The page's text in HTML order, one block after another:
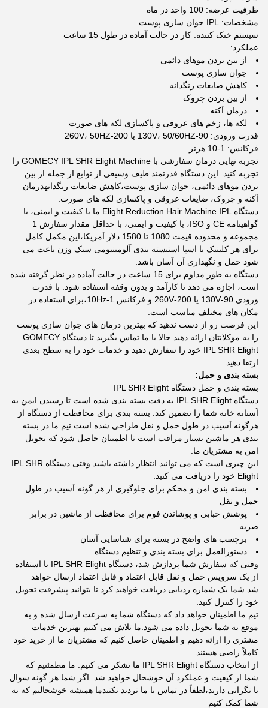
ظرفیت عرضه: 100 واحد در ماه
مشخصات: IPL جوان سازی پوست
سیستم خنک کننده: کار در حالت آماده در طول 15 ساعت
عملکرد:
از بین بردن موهای دائمی
جوان سازی پوست
کاهش ضایعات رنگدانه
از بین بردن چروک
درمان آکنه
لکه ها، زخم های عروقی و پاکسازی لکه های صورت
قدرت ورودی: 90-130V، 50/60HZ یا 200-260V، 50HZ
فرکانس: 1-10 هرتز
تجربه نهایی درمان سفارشی با GOMECY IPL SHR Elight Machine را
تجربه کنید. این دستگاه قدرتمند طیف وسیعی از توابع از جمله از بین
بردن موهای دائمی، جوان سازی پوست،کاهش ضایعات رنگدانهدرمان
آکنه و چروک، ضایعات عروقی و پاکسازی لکه های صورت.
دستگاه Elight Reduction Hair Machine IPL ما با کیفیت و ایمنی، با
گواهینامه CE و ISO، با کیفیت و ایمنی، با حداقل مقدار سفارش 1
مجموعه و محدوده قیمت 1080 تا 1580 دلار آمریکا،این مکمل کامل
برای هر کلینیک یا اسپا استبسته بندی آلومینیومی سبک وزن باعث می
شود حمل و نگهداری آن آسان باشد.
دستگاه به طور مداوم برای 15 ساعت در حالت آماده در نظر گرفته شده
است، اجازه می دهد تا کارآمد و بدون وقفه استفاده شود. با قدرت
ورودی 90-130V یا 200-260V و فرکانس 1-10Hz،برای استفاده در
مکان های مختلف مناسب است.
اين فرصت رو از دست ندهيد که بهترين درمان هاي جوان سازي پوست
را به موکلانتان ارائه دهيد.حالا با ما تماس بگیرید تا دستگاه GOMECY
IPL SHR Elight خود را سفارش دهید و خدمات خود را به سطح بعدی
ارتقا دهید.
بسته بندی و حمل:
بسته بندی و حمل دستگاه IPL SHR Elight
دستگاه IPL SHR Elight به دقت بسته بندی شده است تا رسیدن ایمن به
آستانه خانه شما را تضمین کند. بسته بندی برای محافظت از دستگاه از
هرگونه آسیب در طول حمل و نقل طراحی شده است.تیم ما در بسته
بندی هر ماشین بسیار مراقب است تا اطمینان حاصل شود که تحویل
امن به مشتریان ما.
این چیزی است که می توانید انتظار داشته باشید وقتی دستگاه IPL SHR
Elight خود را دریافت می کنید:
بسته بندی امن و محکم برای جلوگیری از هر گونه آسیب در طول
حمل و نقل
پوشش حبابی و پوشاندن فوم برای محافظت از ماشین در برابر
ضربه
برچسب های واضح در بسته برای شناسایی آسان
دستورالعمل برای بسته بندی و تنظیم دستگاه
وقتی که سفارش شما پردازش شد، دستگاه IPL SHR Elight با استفاده
از یک سرویس حمل و نقل قابل اعتماد و قابل اعتماد ارسال خواهد
شد.شما یک شماره ردیابی دریافت خواهید کرد تا بتوانید پیشرفت تحویل
خود را کنترل کنید.
تیم ما اطمینان خواهد داد که دستگاه شما به سرعت ارسال شده و به
موقع به شما تحویل داده می شود.ما تلاش می کنیم بهترین خدمات
مشتری را ارائه دهیم و اطمینان حاصل کنیم که مشتریان ما از خرید خود
کاملاً راضی هستند.
از انتخاب دستگاه IPL SHR Elight ما تشکر می کنیم. ما مطمئنیم که
شما از کیفیت و عملکرد آن خوشحال خواهید شد. اگر شما هر گونه سوال
یا نگرانی دارید،لطفاً در تماس با ما ترديد نکنیدما هميشه خوشحاليم که به
شما کمک کنيم